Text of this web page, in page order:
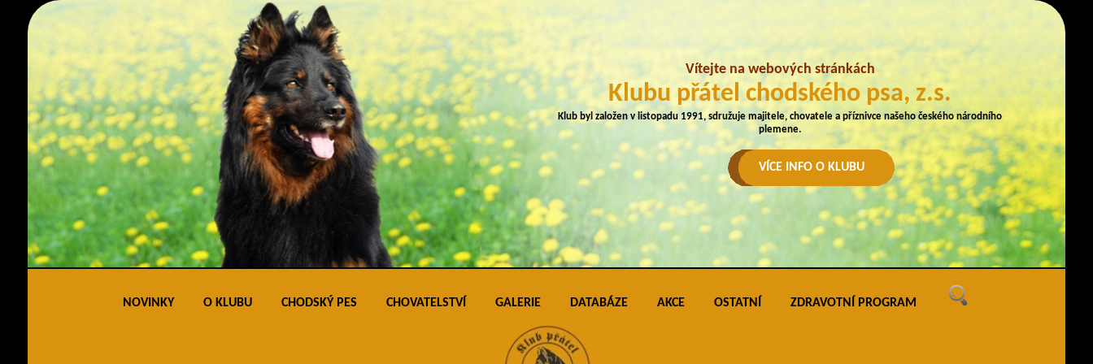
Vítejte na webových stránkách
Klubu přátel chodského psa, z.s.
Klub byl založen v listopadu 1991, sdružuje majitele, chovatele a příznivce našeho českého národního
plemene.
VÍCE INFO O KLUBU
NOVINKY O KLUBU CHODSKÝ PES CHOVATELSTVÍ
Přehled vrhů
GALERIE
Podmínky pro vkládání do galerie úspěšných
DATABÁZE AKCE OSTATNÍ ZDRAVOTNÍ PROGRAM